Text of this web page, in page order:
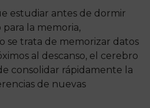
estudiar antes de dormir
la memoria,
se trata de memorizar datos
al descanso, el cerebro
consolidar rápidamente la
de nuevas